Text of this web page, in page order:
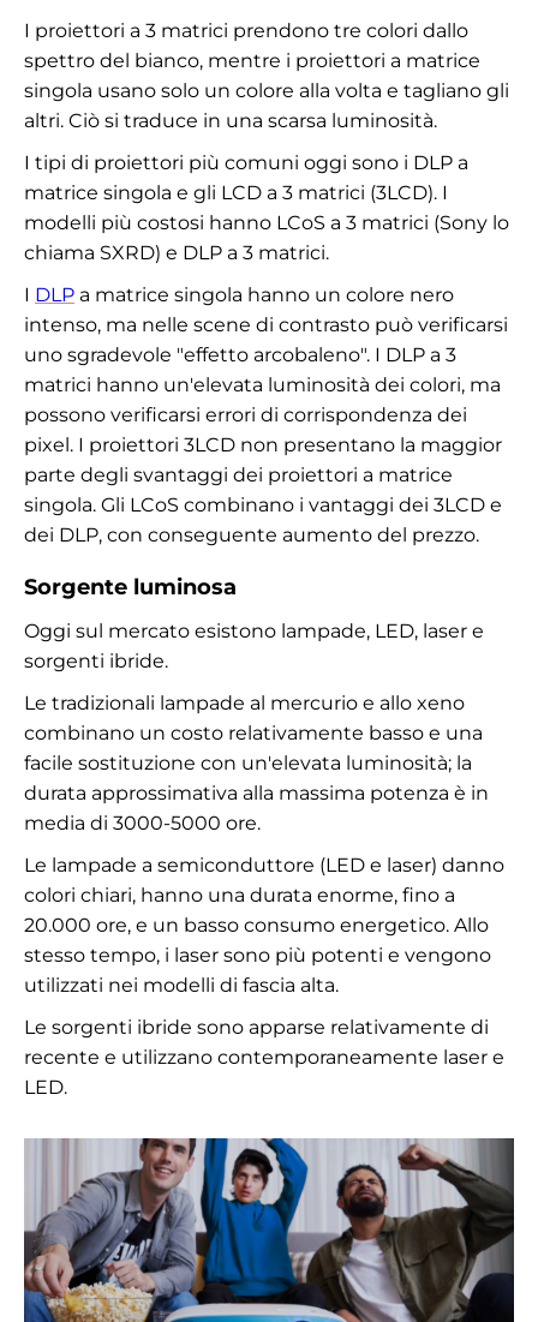
I proiettori a 3 matrici prendono tre colori dallo
spettro del bianco, mentre i proiettori a matrice
singola usano solo un colore alla volta e tagliano gli
altri. Ciò si traduce in una scarsa luminosità.
I tipi di proiettori più comuni oggi sono i DLP a
matrice singola e gli LCD a 3 matrici (3LCD). I
modelli più costosi hanno LCoS a 3 matrici (Sony lo
chiama SXRD) e DLP a 3 matrici.
I DLP a matrice singola hanno un colore nero
intenso, ma nelle scene di contrasto può verificarsi
uno sgradevole "effetto arcobaleno". I DLP a 3
matrici hanno un'elevata luminosità dei colori, ma
possono verificarsi errori di corrispondenza dei
pixel. I proiettori 3LCD non presentano la maggior
parte degli svantaggi dei proiettori a matrice
singola. Gli LCoS combinano i vantaggi dei 3LCD e
dei DLP, con conseguente aumento del prezzo.
Sorgente luminosa
Oggi sul mercato esistono lampade, LED, laser e
sorgenti ibride.
Le tradizionali lampade al mercurio e allo xeno
combinano un costo relativamente basso e una
facile sostituzione con un'elevata luminosità; la
durata approssimativa alla massima potenza è in
media di 3000-5000 ore.
Le lampade a semiconduttore (LED e laser) danno
colori chiari, hanno una durata enorme, fino a
20.000 ore, e un basso consumo energetico. Allo
stesso tempo, i laser sono più potenti e vengono
utilizzati nei modelli di fascia alta.
Le sorgenti ibride sono apparse relativamente di
recente e utilizzano contemporaneamente laser e
LED.